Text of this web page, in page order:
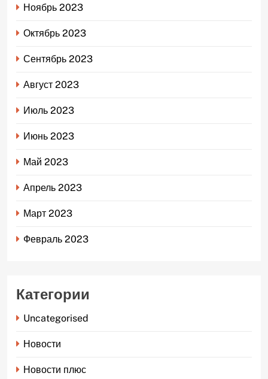
Ноябрь 2023
Октябрь 2023
Сентябрь 2023
Август 2023
Июль 2023
Июнь 2023
Май 2023
Апрель 2023
Март 2023
Февраль 2023
Категории
Uncategorised
Новости
Новости плюс